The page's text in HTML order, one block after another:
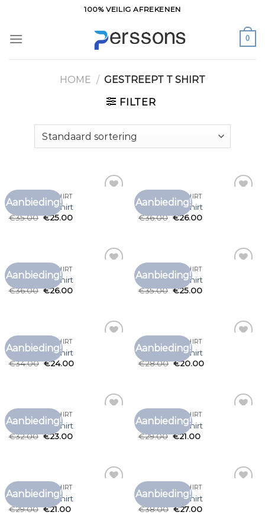
inhoud
100% VEILIG AFREKENEN
0
HOME / GESTREEPT T SHIRT
FILTER
Aanbieding!
GESTREEPT T SHIRT
gestreept t shirt
€35.00 €25.00
Aanbieding!
GESTREEPT T SHIRT
gestreept t shirt
€36.00 €26.00
Aanbieding!
GESTREEPT T SHIRT
gestreept t shirt
€36.00 €26.00
Aanbieding!
GESTREEPT T SHIRT
gestreept t shirt
€35.00 €25.00
Aanbieding!
GESTREEPT T SHIRT
gestreept t shirt
€34.00 €24.00
Aanbieding!
GESTREEPT T SHIRT
gestreept t shirt
€28.00 €20.00
Aanbieding!
GESTREEPT T SHIRT
gestreept t shirt
€32.00 €23.00
Aanbieding!
GESTREEPT T SHIRT
gestreept t shirt
€29.00 €21.00
Aanbieding!
GESTREEPT T SHIRT
gestreept t shirt
€29.00 €21.00
Aanbieding!
GESTREEPT T SHIRT
gestreept t shirt
€38.00 €27.00